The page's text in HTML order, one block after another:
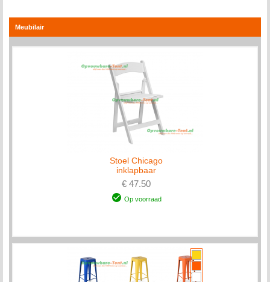
Meubilair
Stoel Chicago
inklapbaar
€ 47.50
Op voorraad